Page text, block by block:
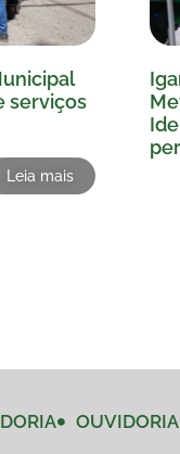
serviços
Leia mais